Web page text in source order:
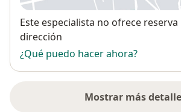
Disponibilidad
Este especialista no ofrece
dirección
¿Qué puedo hacer ahora?
Mostrar mássobre la